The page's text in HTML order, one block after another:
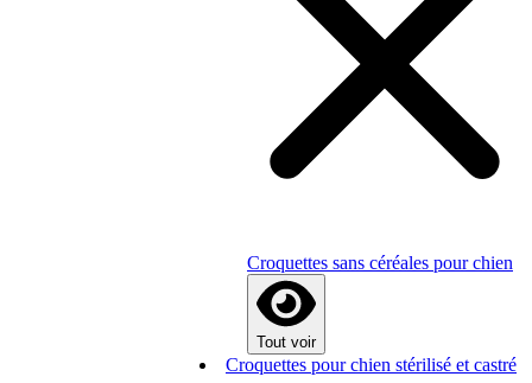
Croquettes sans céréales pour chien
Tout voir
Croquettes pour chien stérilisé et castré